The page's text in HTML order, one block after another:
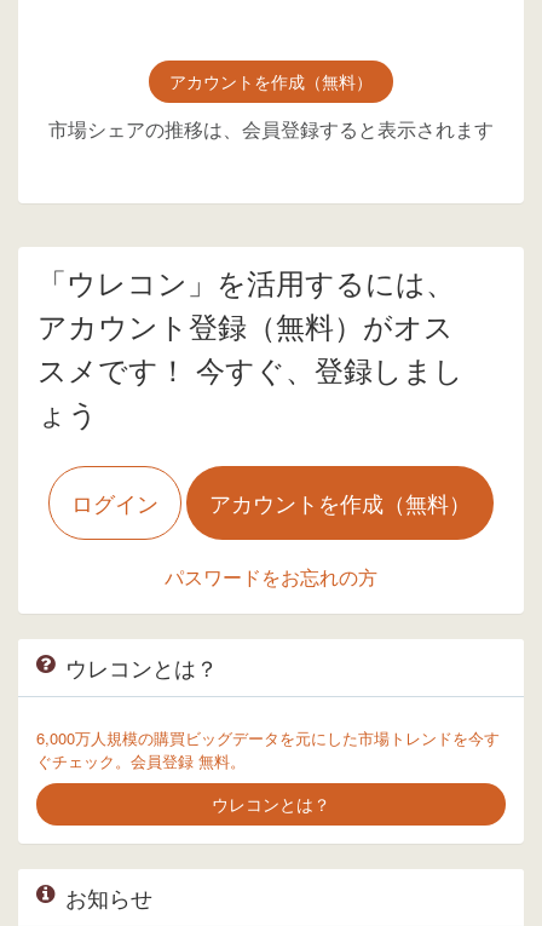
アカウントを作成（無料）
市場シェアの推移は、会員登録すると表示されます
「ウレコン」を活用するには、
アカウント登録（無料）がオス
スメです！ 今すぐ、登録しまし
ょう
ログイン アカウントを作成（無料）
パスワードをお忘れの方
ウレコンとは？
6,000万人規模の購買ビッグデータを元にした市場トレンドを今す
ぐチェック。会員登録 無料。
ウレコンとは？
お知らせ